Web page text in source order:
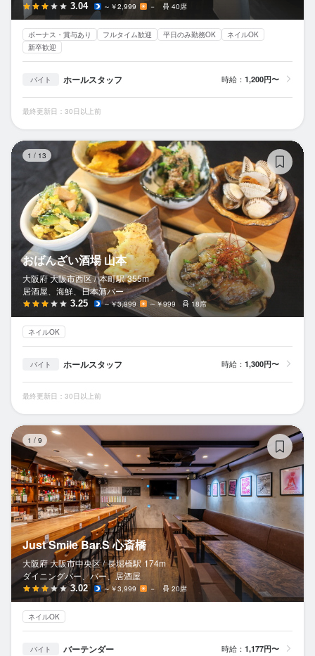
3.04 ～￥2,999 － 40席
ボーナス・賞与あり フルタイム歓迎 平日のみ勤務OK
ネイルOK
新卒歓迎
バイト ホールスタッフ 時給： 1,200円〜
最終更新日：30日以上前
1 / 13
おばんざい酒場 山本
大阪府 大阪市西区 / 本町駅 355m
居酒屋、海鮮、日本酒バー
3.25 ～￥3,999 ～￥999 18席
ネイルOK
バイト ホールスタッフ 時給： 1,300円〜
最終更新日：30日以上前
1 / 9
Just Smile Bar.S 心斎橋
大阪府 大阪市中央区 / 長堀橋駅 174m
ダイニングバー、バー、居酒屋
3.02 ～￥3,999 － 20席
ネイルOK
バイト バーテンダー 時給： 1,177円〜